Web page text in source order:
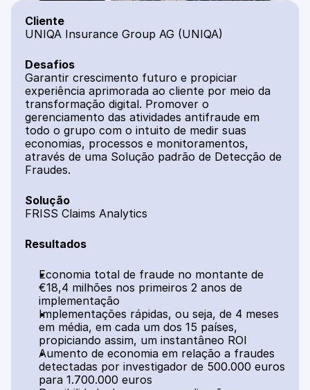
Cliente
UNIQA Insurance Group AG (UNIQA)
Desafios
Garantir crescimento futuro e propiciar
experiência aprimorada ao cliente por meio da
transformação digital. Promover o
gerenciamento das atividades antifraude em
todo o grupo com o intuito de medir suas
economias, processos e monitoramentos,
através de uma Solução padrão de Detecção de
Fraudes.
Solução
FRISS Claims Analytics
Resultados
Economia total de fraude no montante de
€18,4 milhões nos primeiros 2 anos de
implementação
Implementações rápidas, ou seja, de 4 meses
em média, em cada um dos 15 países,
propiciando assim, um instantâneo ROI
Aumento de economia em relação a fraudes
detectadas por investigador de 500.000 euros
para 1.700.000 euros